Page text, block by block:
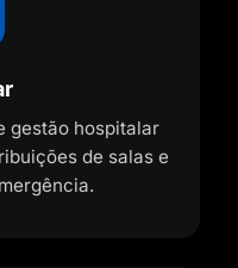
gestão hospitalar
de salas e